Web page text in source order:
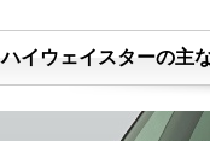
ハイウェイスターの主